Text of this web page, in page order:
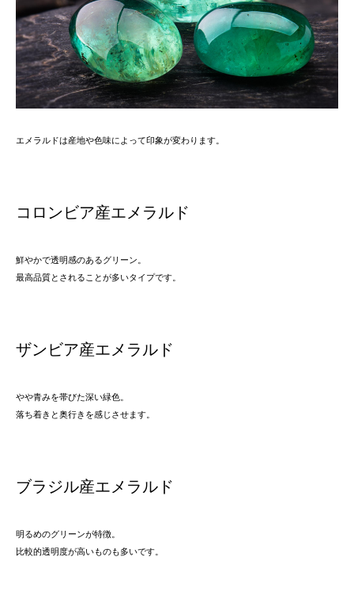
エメラルドは産地や色味によって印象が変わります。
コロンビア産エメラルド
鮮やかで透明感のあるグリーン。
最高品質とされることが多いタイプです。
ザンビア産エメラルド
やや青みを帯びた深い緑色。
落ち着きと奥行きを感じさせます。
ブラジル産エメラルド
明るめのグリーンが特徴。
比較的透明度が高いものも多いです。